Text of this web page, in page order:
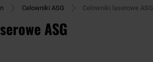
Celowniki ASG Celowniki laserowe ASG
ASG